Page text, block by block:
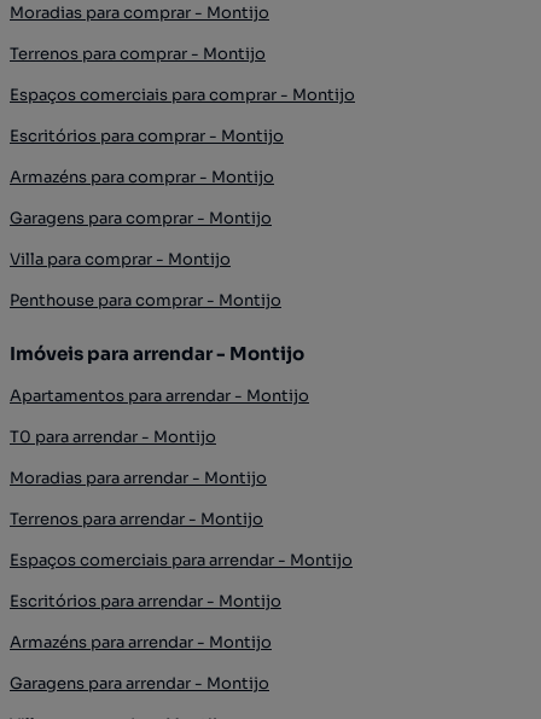
Moradias para comprar - Montijo
Terrenos para comprar - Montijo
Espaços comerciais para comprar - Montijo
Escritórios para comprar - Montijo
Armazéns para comprar - Montijo
Garagens para comprar - Montijo
Villa para comprar - Montijo
Penthouse para comprar - Montijo
Imóveis para arrendar - Montijo
Apartamentos para arrendar - Montijo
T0 para arrendar - Montijo
Moradias para arrendar - Montijo
Terrenos para arrendar - Montijo
Espaços comerciais para arrendar - Montijo
Escritórios para arrendar - Montijo
Armazéns para arrendar - Montijo
Garagens para arrendar - Montijo